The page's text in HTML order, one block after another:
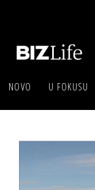
NOVO U FOKUSU